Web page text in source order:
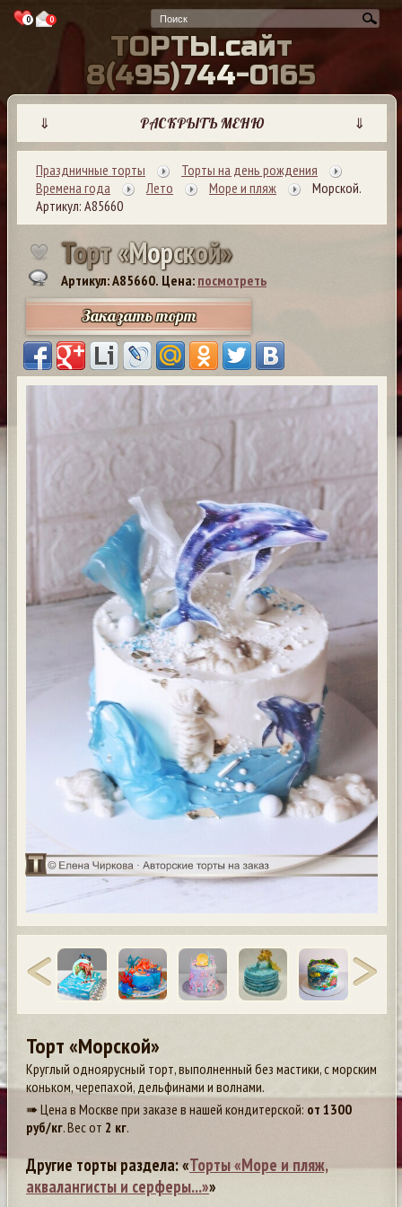
0 0
ТОРТЫ.сайт
8(495)744-0165
⇓ РАСКРЫТЬ МЕНЮ ⇓
Праздничные торты
Торты на день рождения
Времена года
Лето Море и пляж
Морской.
Артикул: А85660
Торт«Морской»
Артикул: A85660. Цена: посмотреть
Заказать торт
Торт «Морской»
Круглый одноярусный торт, выполненный без мастики, с морским
коньком, черепахой, дельфинами и волнами.
➠ Цена в Москве при заказе в нашей кондитерской: от 1300
руб/кг. Вес от 2 кг.
Другие торты раздела: «Торты «Море и пляж,
аквалангисты и серферы...»»